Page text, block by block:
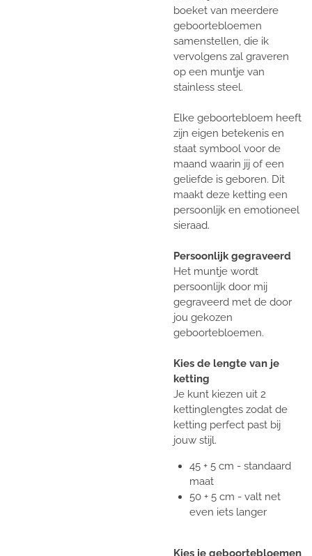
boeket van meerdere
geboortebloemen
samenstellen, die ik
vervolgens zal graveren
op een muntje van
stainless steel.
Elke geboortebloem heeft
zijn eigen betekenis en
staat symbool voor de
maand waarin jij of een
geliefde is geboren. Dit
maakt deze ketting een
persoonlijk en emotioneel
sieraad.
Persoonlijk gegraveerd
Het muntje wordt
persoonlijk door mij
gegraveerd met de door
jou gekozen
geboortebloemen.
Kies de lengte van je
ketting
Je kunt kiezen uit 2
kettinglengtes zodat de
ketting perfect past bij
jouw stijl.
45 + 5 cm - standaard
maat
50 + 5 cm - valt net
even iets langer
Kies je geboortebloemen